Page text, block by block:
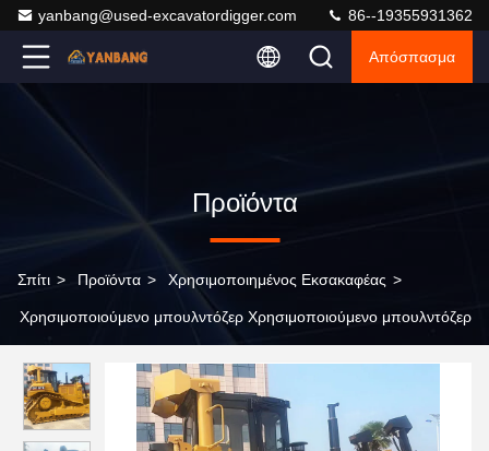
yanbang@used-excavatordigger.com 86--19355931362
Απόσπασμα
Προϊόντα
Σπίτι > Προϊόντα > Χρησιμοποιημένος Εκσακαφέας >
Χρησιμοποιούμενο μπουλντόζερ Χρησιμοποιούμενο μπουλντόζερ